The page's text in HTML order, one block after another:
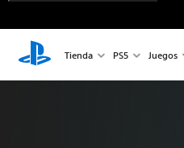
Tienda PS5 Juegos